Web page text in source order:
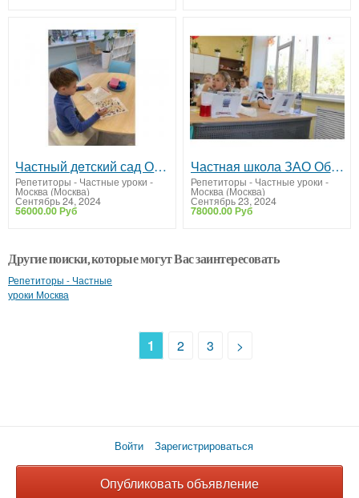
Частный дeтский сад Образованиe Плюc I
Репетиторы - Частные уроки -
Москва (Москва)
Сентябрь 24, 2024
56000.00 Руб
Частнaя школа ЗАО Образование Плюc I
Репетиторы - Частные уроки -
Москва (Москва)
Сентябрь 23, 2024
78000.00 Руб
Другие поиски, которые могут Вас заинтересовать
Репетиторы - Частные
уроки Москва
1 2 3 >
Войти Зарегистрироваться
Опубликовать объявление